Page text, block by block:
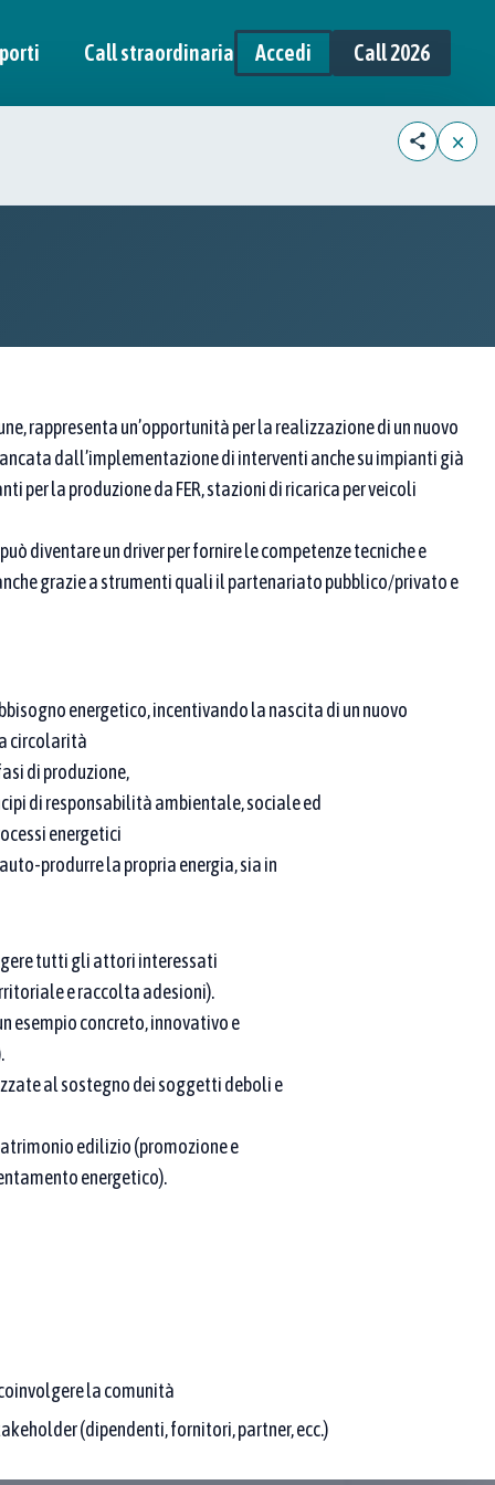
Call straordinaria Accedi Call 2026
proponente / partner
Se ne scegli più di una, compaiono le pratiche
aggiungi parole chiave nei campi sopra
le pratiche che rispettano sia il testo sia l’area.
Circolari di
pantesco,
diventa una filiera a
×
rappresenta un’opportunità per la realizzazione di un nuovo
dall’implementazione di interventi anche su impianti già
per la produzione da FER, stazioni di ricarica per veicoli
diventare un driver per fornire le competenze tecniche e
grazie a strumenti quali il partenariato pubblico/privato e
energetico, incentivando la nascita di un nuovo
circolarità
di produzione,
di responsabilità ambientale, sociale ed
energetici
produrre la propria energia, sia in
tutti gli attori interessati
e raccolta adesioni).
esempio concreto, innovativo e
al sostegno dei soggetti deboli e
edilizio (promozione e
energetico).
la comunità
(dipendenti, fornitori, partner, ecc.)